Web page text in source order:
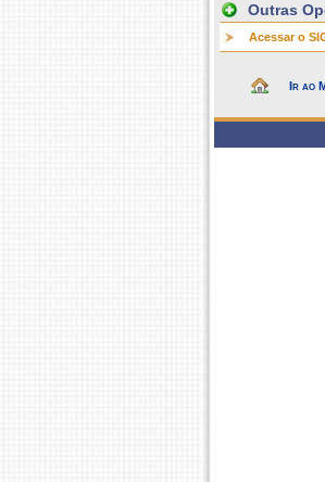
Outras
Acessar o
Ir ao